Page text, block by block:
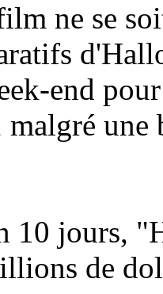
ne se
end
une
10 jours,
de